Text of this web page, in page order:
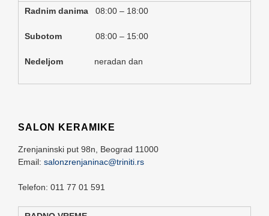
Radnim danima 08:00 – 18:00
Subotom 08:00 – 15:00
Nedeljom neradan dan
SALON KERAMIKE
Zrenjaninski put 98n, Beograd 11000
Email: salonzrenjaninac@triniti.rs
Telefon: 011 77 01 591